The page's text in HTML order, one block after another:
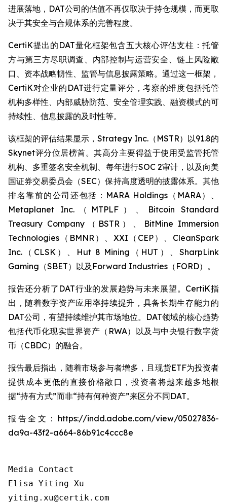
进展落地，DAT公司的估值不再仅取决于持仓规模，而更取
决于其安全与合规体系的完善程度。
CertiK提出的DAT量化框架包含五大核心评估支柱：托管
方与第三方尽职调查、内部控制与运营安全、链上风险敞
口、资本战略韧性、监管与信息披露策略。通过这一框架，
CertiK对企业的DAT进行定量评分，考察的维度包括托管
机构多样性、内部威胁防范、安全管理实践、融资模式的可
持续性、信息披露的及时性等。
该框架的评估结果显示，Strategy Inc.（MSTR）以91.8的
Skynet评分位居榜首。其高分主要得益于使用受监管托管
机构、多重签名安全机制、每年进行SOC 2审计，以及向美
国证券交易委员会（SEC）保持高度透明的披露体系。其他
排名靠前的公司还包括：MARA Holdings（MARA）、
Metaplanet Inc.（MTPLF）、Bitcoin Standard
Treasury Company（BSTR）、BitMine Immersion
Technologies（BMNR）、XXI（CEP）、CleanSpark
Inc.（CLSK）、Hut 8 Mining（HUT）、SharpLink
Gaming（SBET）以及Forward Industries（FORD）。
报告还分析了DAT行业的发展趋势与未来展望。CertiK指
出，随着数字资产应用率持续提升，具备长期生存能力的
DAT公司，有望持续维护其市场地位。DAT领域的核心趋势
包括代币化现实世界资产（RWA）以及与中央银行数字货
币（CBDC）的融合。
报告最后指出，随着市场参与者增多，且现货ETF为投资者
提供成本更低的直接价格敞口，投资者将越来越多地根
据“持有方式”而非“持有何种资产”来区分不同DAT。
报告全文：https://indd.adobe.com/view/05027836-
da9a-43f2-a664-86b91c4ccc8e
Media Contact
Elisa Yiting Xu
yiting.xu@certik.com